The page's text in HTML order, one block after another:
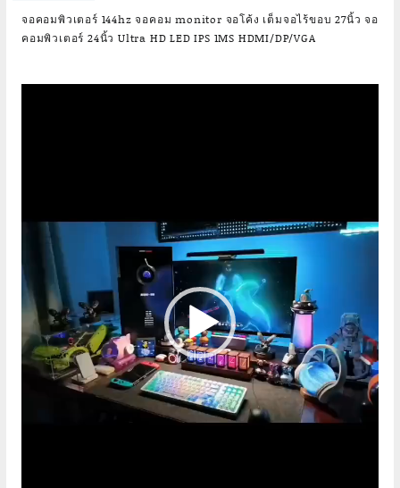
จอคอมพิวเตอร์ 144hz จอคอม monitor จอโค้ง เต็มจอไร้ขอบ 27นิ้ว จอ
คอมพิวเตอร์ 24นิ้ว Ultra HD LED IPS 1MS HDMI/DP/VGA